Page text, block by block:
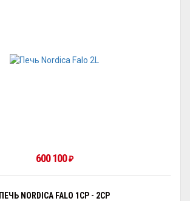
600 100 ₽
ПЕЧЬ NORDICA FALO 1CP - 2CP